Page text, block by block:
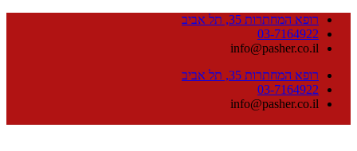
רופא המחתרות 35, תל אביב
03-7164922
info@pasher.co.il
רופא המחתרות 35, תל אביב
03-7164922
info@pasher.co.il